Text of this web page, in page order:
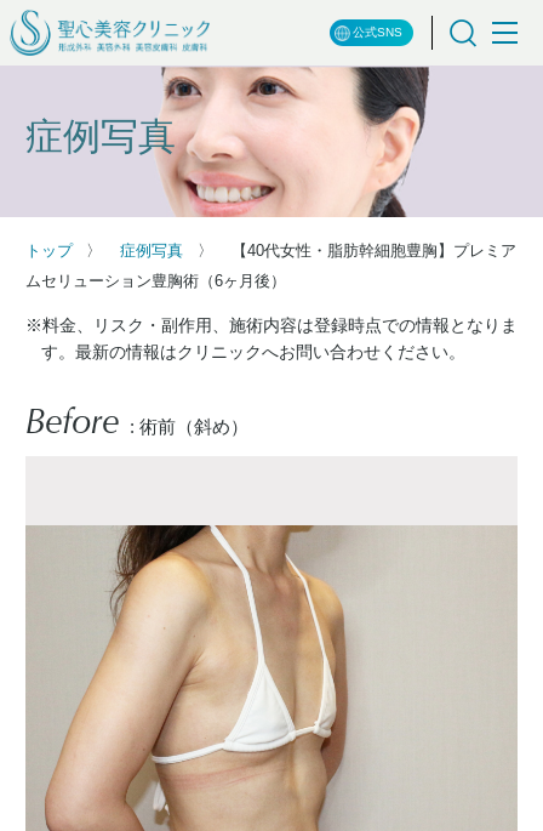
公式SNS
症例写真
トップ 症例写真
【40代女性・脂肪幹細胞豊胸】プレミア
ムセリューション豊胸術（6ヶ月後）
※料金、リスク・副作用、施術内容は登録時点での情報となりま
す。最新の情報はクリニックへお問い合わせください。
Before : 術前（斜め）